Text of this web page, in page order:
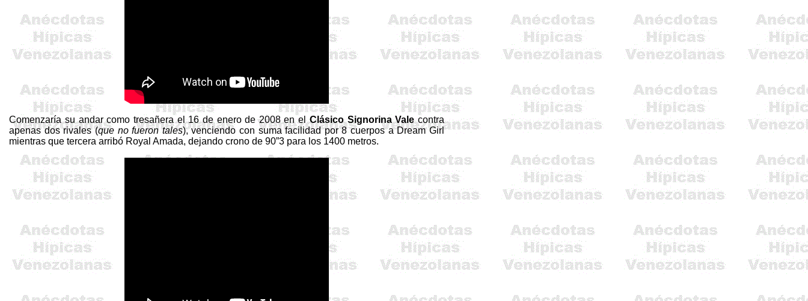
Comenzaría su andar como tresañera el 16 de enero de 2008 en elClásicoSignorinaValecontra
apenas dos rivales (que no fueron tales), venciendo con suma facilidad por 8 cuerpos aDream Girl
mientras que tercera arribó Royal Amada, dejando crono de 90”3 para los 1400 metros.